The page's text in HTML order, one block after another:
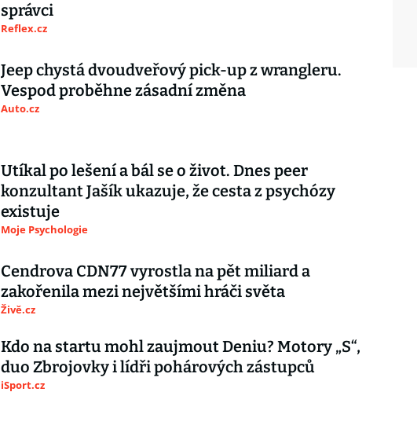
správci
Reflex.cz
Jeep chystá dvoudveřový pick-up z wrangleru.
Vespod proběhne zásadní změna
Auto.cz
Utíkal po lešení a bál se o život. Dnes peer
konzultant Jašík ukazuje, že cesta z psychózy
existuje
Moje Psychologie
Cendrova CDN77 vyrostla na pět miliard a
zakořenila mezi největšími hráči světa
Živě.cz
Kdo na startu mohl zaujmout Deniu? Motory „S“,
duo Zbrojovky i lídři pohárových zástupců
iSport.cz